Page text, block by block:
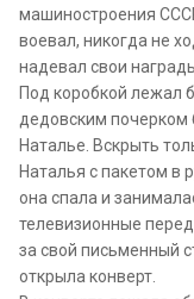
машиностроения
воевал, никогда не
надевал свои
Под коробкой лежал
дедовским почерком
Наталье. Вскрыть
Наталья с пакетом в
она спала и
телевизионные
за свой письменный
открыла конверт.